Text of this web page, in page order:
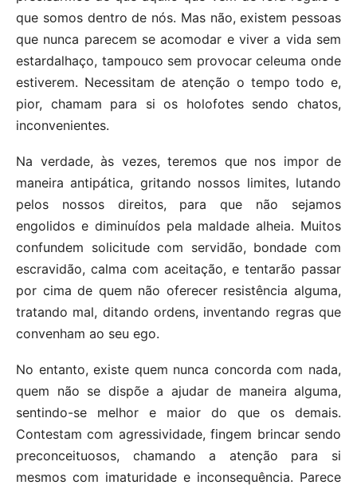
que somos dentro de nós. Mas não, existem pessoas
que nunca parecem se acomodar e viver a vida sem
estardalhaço, tampouco sem provocar celeuma onde
estiverem. Necessitam de atenção o tempo todo e,
pior, chamam para si os holofotes sendo chatos,
inconvenientes.
Na verdade, às vezes, teremos que nos impor de
maneira antipática, gritando nossos limites, lutando
pelos nossos direitos, para que não sejamos
engolidos e diminuídos pela maldade alheia. Muitos
confundem solicitude com servidão, bondade com
escravidão, calma com aceitação, e tentarão passar
por cima de quem não oferecer resistência alguma,
tratando mal, ditando ordens, inventando regras que
convenham ao seu ego.
No entanto, existe quem nunca concorda com nada,
quem não se dispõe a ajudar de maneira alguma,
sentindo-se melhor e maior do que os demais.
Contestam com agressividade, fingem brincar sendo
preconceituosos, chamando a atenção para si
mesmos com imaturidade e inconsequência. Parece